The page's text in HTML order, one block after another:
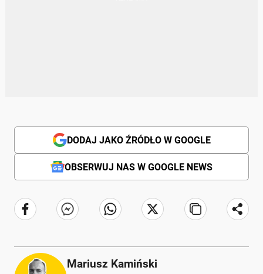
DODAJ JAKO ŹRÓDŁO W GOOGLE
OBSERWUJ NAS W GOOGLE NEWS
Mariusz Kamiński